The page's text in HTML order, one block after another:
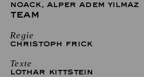
NOACK, ALPER ADEM YILMAZ
TEAM
Regie
CHRISTOPH FRICK
Texte
LOTHAR KITTSTEIN